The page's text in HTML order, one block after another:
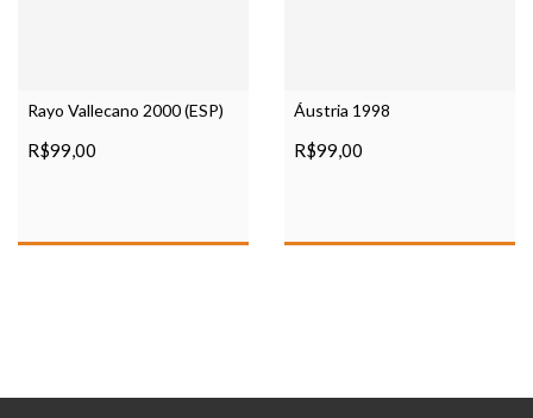
Rayo Vallecano 2000 (ESP)
R$99,00
Áustria 1998
R$99,00